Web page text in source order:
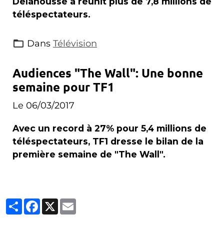
téléspectateurs.
Dans Télévision
Audiences "The Wall": Une bonne
semaine pour TF1
Le 06/03/2017
Avec un record à 27% pour 5,4 millions de
téléspectateurs, TF1 dresse le bilan de la
première semaine de "The Wall".
Partager
Facebook
X